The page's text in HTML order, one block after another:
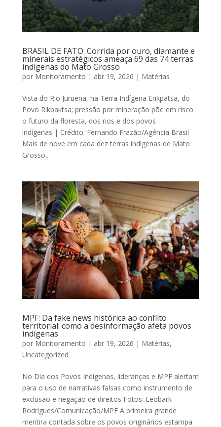
BRASIL DE FATO: Corrida por ouro, diamante e
minerais estratégicos ameaça 69 das 74 terras
indígenas do Mato Grosso
por Monitoramento | abr 19, 2026 | Matérias
Vista do Rio Juruena, na Terra Indígena Erikpatsa, do
Povo Rikbaktsa; pressão por mineração põe em risco
o futuro da floresta, dos rios e dos povos
indígenas | Crédito: Fernando Frazão/Agência Brasil
Mais de nove em cada dez terras indígenas de Mato
Grosso...
MPF: Da fake news histórica ao conflito
territorial: como a desinformação afeta povos
indígenas
por Monitoramento | abr 19, 2026 | Matérias,
Uncategorized
No Dia dos Povos Indígenas, lideranças e MPF alertam
para o uso de narrativas falsas como instrumento de
exclusão e negação de direitos Fotos: Leobark
Rodrigues/Comunicação/MPF A primeira grande
mentira contada sobre os povos originários estampa